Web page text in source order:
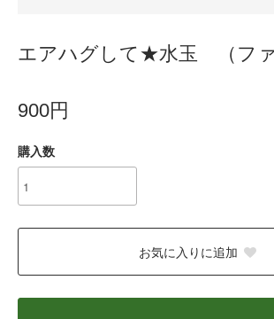
エアハグして★水玉 （ファ
900円
購入数
お気に入りに追加